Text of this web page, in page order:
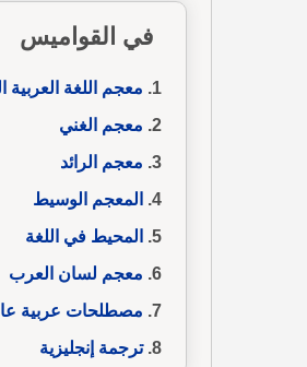
في القواميس
معجم اللغة العربية
معجم الغني
معجم الرائد
المعجم الوسيط
المحيط في اللغة
معجم لسان العرب
مصطلحات عربية
ترجمة إنجليزية